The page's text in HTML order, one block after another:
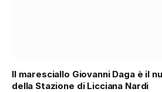
Il maresciallo Giovanni Daga è il
della Stazione di Licciana Nardi